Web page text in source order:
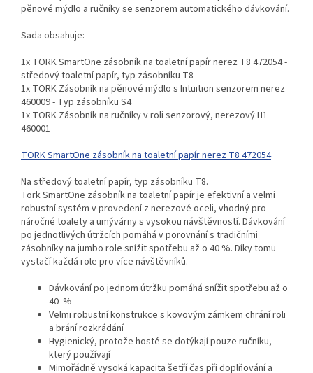
pěnové mýdlo a ručníky se senzorem automatického dávkování.
Sada obsahuje:
1x TORK SmartOne zásobník na toaletní papír nerez T8 472054 -
středový toaletní papír, typ zásobníku T8
1x TORK Zásobník na pěnové mýdlo s Intuition senzorem nerez
460009 - Typ zásobníku S4
1x TORK Zásobník na ručníky v roli senzorový, nerezový H1
460001
TORK SmartOne zásobník na toaletní papír nerez T8 472054
Na středový toaletní papír, typ zásobníku T8.
Tork SmartOne zásobník na toaletní papír je efektivní a velmi
robustní systém v provedení z nerezové oceli, vhodný pro
náročné toalety a umývárny s vysokou návštěvností. Dávkování
po jednotlivých útržcích pomáhá v porovnání s tradičními
zásobníky na jumbo role snížit spotřebu až o 40 %. Díky tomu
vystačí každá role pro více návštěvníků.
Dávkování po jednom útržku pomáhá snížit spotřebu až o
40 %
Velmi robustní konstrukce s kovovým zámkem chrání roli
a brání rozkrádání
Hygienický, protože hosté se dotýkají pouze ručníku,
který používají
Mimořádně vysoká kapacita šetří čas při doplňování a